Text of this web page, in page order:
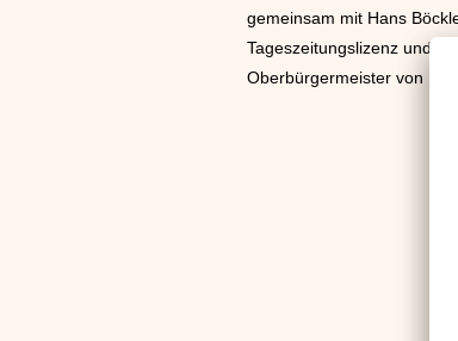
gemeinsam mit Hans
Tageszeitungslizenz und
Oberbürgermeister von